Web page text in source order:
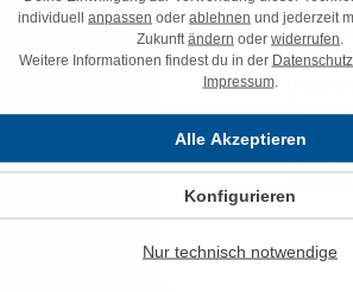
Wer
sie
individuell anpassen oder ablehnen und jederzeit
Zukunft ändern oder widerrufen
Weitere Informationen findest du in der
Impressum.
Nur technisch notwendige
Konfigurieren
Alle Akzeptieren